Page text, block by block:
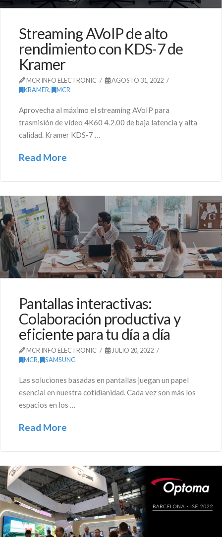
Streaming AVoIP de alto
rendimiento con KDS-7 de
Kramer
MCR INFO ELECTRONIC
AGOSTO 31, 2022
KRAMER, MCR
Aprovecha al máximo el streaming AVoIP para
trasmisión de vídeo 4K60 4.2.00 de baja latencia y alta
calidad. Kramer KDS-7 …
Read More
Pantallas interactivas:
Colaboración productiva y
eficiente para tu día a día
MCR INFO ELECTRONIC
JULIO 20, 2022
MCR, SAMSUNG
Las soluciones basadas en pantallas juegan un papel
esencial en nuestra cotidianidad. Cada vez son más los
espacios en los …
Read More